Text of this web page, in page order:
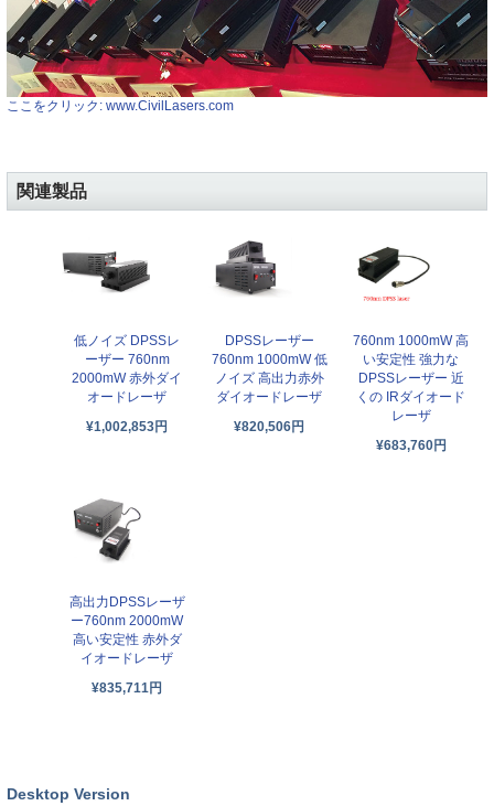
ここをクリック: www.CivilLasers.com
関連製品
低ノイズ DPSSレ
ーザー 760nm
2000mW 赤外ダイ
オードレーザ
¥1,002,853円
DPSSレーザー
760nm 1000mW 低
ノイズ 高出力赤外
ダイオードレーザ
¥820,506円
760nm 1000mW 高
い安定性 強力な
DPSSレーザー 近
くの IRダイオード
レーザ
¥683,760円
高出力DPSSレーザ
ー760nm 2000mW
高い安定性 赤外ダ
イオードレーザ
¥835,711円
Desktop Version